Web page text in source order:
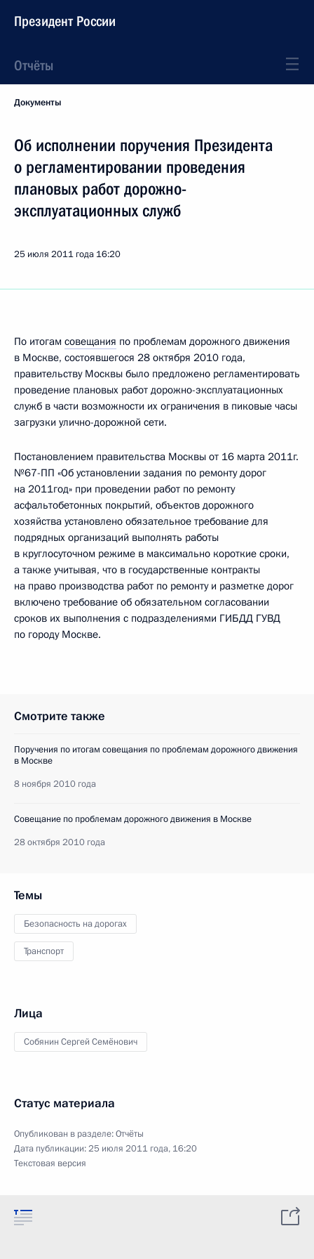
Президент России
Отчёты
Документы
Об исполнении поручения Президента
о регламентировании проведения
плановых работ дорожно-
эксплуатационных служб
25 июля 2011 года 16:20
По итогам совещания по проблемам дорожного движения
в Москве, состоявшегося 28 октября 2010 года,
правительству Москвы было предложено регламентировать
проведение плановых работ дорожно-эксплуатационных
служб в части возможности их ограничения в пиковые часы
загрузки улично-дорожной сети.
Постановлением правительства Москвы от 16 марта 2011г.
№67-ПП «Об установлении задания по ремонту дорог
на 2011год» при проведении работ по ремонту
асфальтобетонных покрытий, объектов дорожного
хозяйства установлено обязательное требование для
подрядных организаций выполнять работы
в круглосуточном режиме в максимально короткие сроки,
а также учитывая, что в государственные контракты
на право производства работ по ремонту и разметке дорог
включено требование об обязательном согласовании
сроков их выполнения с подразделениями ГИБДД ГУВД
по городу Москве.
Смотрите также
Поручения по итогам совещания по проблемам дорожного движения
в Москве
8 ноября 2010 года
Совещание по проблемам дорожного движения в Москве
28 октября 2010 года
Темы
Безопасность на дорогах
Транспорт
Лица
Собянин Сергей Семёнович
Статус материала
Опубликован в разделе:Отчёты
Дата публикации:25 июля 2011 года, 16:20
Текстовая версия